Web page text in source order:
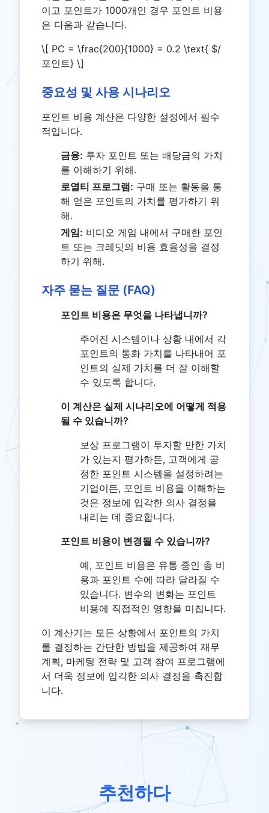
이고 포인트가 1000개인 경우 포인트 비용
은 다음과 같습니다.
\[ PC = \frac{200}{1000} = 0.2 \text{ $/
포인트} \]
중요성 및 사용 시나리오
포인트 비용 계산은 다양한 설정에서 필수
적입니다.
금융: 투자 포인트 또는 배당금의 가치
를 이해하기 위해.
로열티 프로그램: 구매 또는 활동을 통
해 얻은 포인트의 가치를 평가하기 위
해.
게임: 비디오 게임 내에서 구매한 포인
트 또는 크레딧의 비용 효율성을 결정
하기 위해.
자주 묻는 질문 (FAQ)
포인트 비용은 무엇을 나타냅니까?
주어진 시스템이나 상황 내에서 각
포인트의 통화 가치를 나타내어 포
인트의 실제 가치를 더 잘 이해할
수 있도록 합니다.
이 계산은 실제 시나리오에 어떻게 적용
될 수 있습니까?
보상 프로그램이 투자할 만한 가치
가 있는지 평가하든, 고객에게 공
정한 포인트 시스템을 설정하려는
기업이든, 포인트 비용을 이해하는
것은 정보에 입각한 의사 결정을
내리는 데 중요합니다.
포인트 비용이 변경될 수 있습니까?
예, 포인트 비용은 유통 중인 총 비
용과 포인트 수에 따라 달라질 수
있습니다. 변수의 변화는 포인트
비용에 직접적인 영향을 미칩니다.
이 계산기는 모든 상황에서 포인트의 가치
를 결정하는 간단한 방법을 제공하여 재무
계획, 마케팅 전략 및 고객 참여 프로그램에
서 더욱 정보에 입각한 의사 결정을 촉진합
니다.
추천하다